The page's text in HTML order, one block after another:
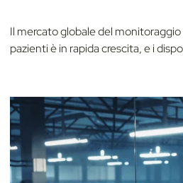
Il mercato globale del
pazienti è in rapida crescita, e i